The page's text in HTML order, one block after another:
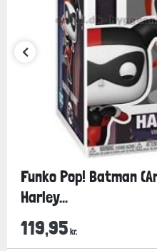
Funko Pop! Batman
Harley...
119,95 kr.